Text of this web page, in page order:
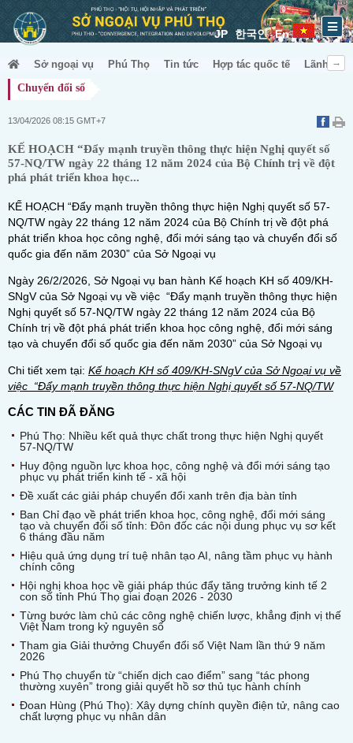
JP 한국인 En
Sở ngoại vụ Phú Thọ Tin tức Hợp tác quốc tế
Lãnh sự
Chuyển đổi số
13/04/2026 08:15 GMT+7
KẾ HOẠCH “Đẩy mạnh truyền thông thực hiện Nghị quyết số
57-NQ/TW ngày 22 tháng 12 năm 2024 của Bộ Chính trị về đột
phá phát triển khoa học...
KẾ HOẠCH “Đẩy mạnh truyền thông thực hiện Nghị quyết số 57-
NQ/TW ngày 22 tháng 12 năm 2024 của Bộ Chính trị về đột phá
phát triển khoa học công nghệ, đổi mới sáng tạo và chuyển đổi số
quốc gia đến năm 2030” của Sở Ngoại vụ
Ngày 26/2/2026, Sở Ngoại vụ ban hành Kế hoạch KH số 409/KH-
SNgV của Sở Ngoại vụ về việc “Đẩy mạnh truyền thông thực hiện
Nghị quyết số 57-NQ/TW ngày 22 tháng 12 năm 2024 của Bộ
Chính trị về đột phá phát triển khoa học công nghệ, đổi mới sáng
tạo và chuyển đổi số quốc gia đến năm 2030” của Sở Ngoại vụ
Chi tiết xem tại: Kế hoạch KH số 409/KH-SNgV của Sở Ngoại vụ về
việc “Đẩy mạnh truyền thông thực hiện Nghị quyết số 57-NQ/TW
CÁC TIN ĐÃ ĐĂNG
Phú Thọ: Nhiều kết quả thực chất trong thực hiện Nghị quyết
57-NQ/TW
Huy động nguồn lực khoa học, công nghệ và đổi mới sáng tạo
phục vụ phát triển kinh tế - xã hội
Đề xuất các giải pháp chuyển đổi xanh trên địa bàn tỉnh
Ban Chỉ đạo về phát triển khoa học, công nghệ, đổi mới sáng
tạo và chuyển đổi số tỉnh: Đôn đốc các nội dung phục vụ sơ kết
6 tháng đầu năm
Hiệu quả ứng dụng trí tuệ nhân tạo AI, nâng tầm phục vụ hành
chính công
Hội nghị khoa học về giải pháp thúc đẩy tăng trưởng kinh tế 2
con số tỉnh Phú Thọ giai đoạn 2026 - 2030
Từng bước làm chủ các công nghệ chiến lược, khẳng định vị thế
Việt Nam trong kỷ nguyên số
Tham gia Giải thưởng Chuyển đổi số Việt Nam lần thứ 9 năm
2026
Phú Thọ chuyển từ “chiến dịch cao điểm” sang “tác phong
thường xuyên” trong giải quyết hồ sơ thủ tục hành chính
Đoan Hùng (Phú Thọ): Xây dựng chính quyền điện tử, nâng cao
chất lượng phục vụ nhân dân